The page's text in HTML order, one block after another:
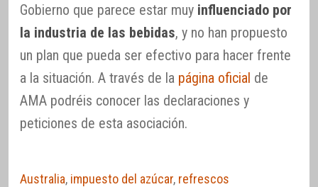
Gobierno que parece estar muy influenciado por
la industria de las bebidas, y no han propuesto
un plan que pueda ser efectivo para hacer frente
a la situación. A través de la página oficial de
AMA podréis conocer las declaraciones y
peticiones de esta asociación.
Australia, impuesto del azúcar, refrescos